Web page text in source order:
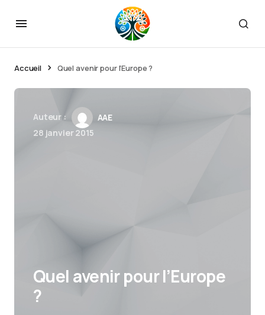
Accueil Quel avenir pour l’Europe ?
Auteur :
AAE
28 janvier 2015
Quel avenir pour l’Europe
?